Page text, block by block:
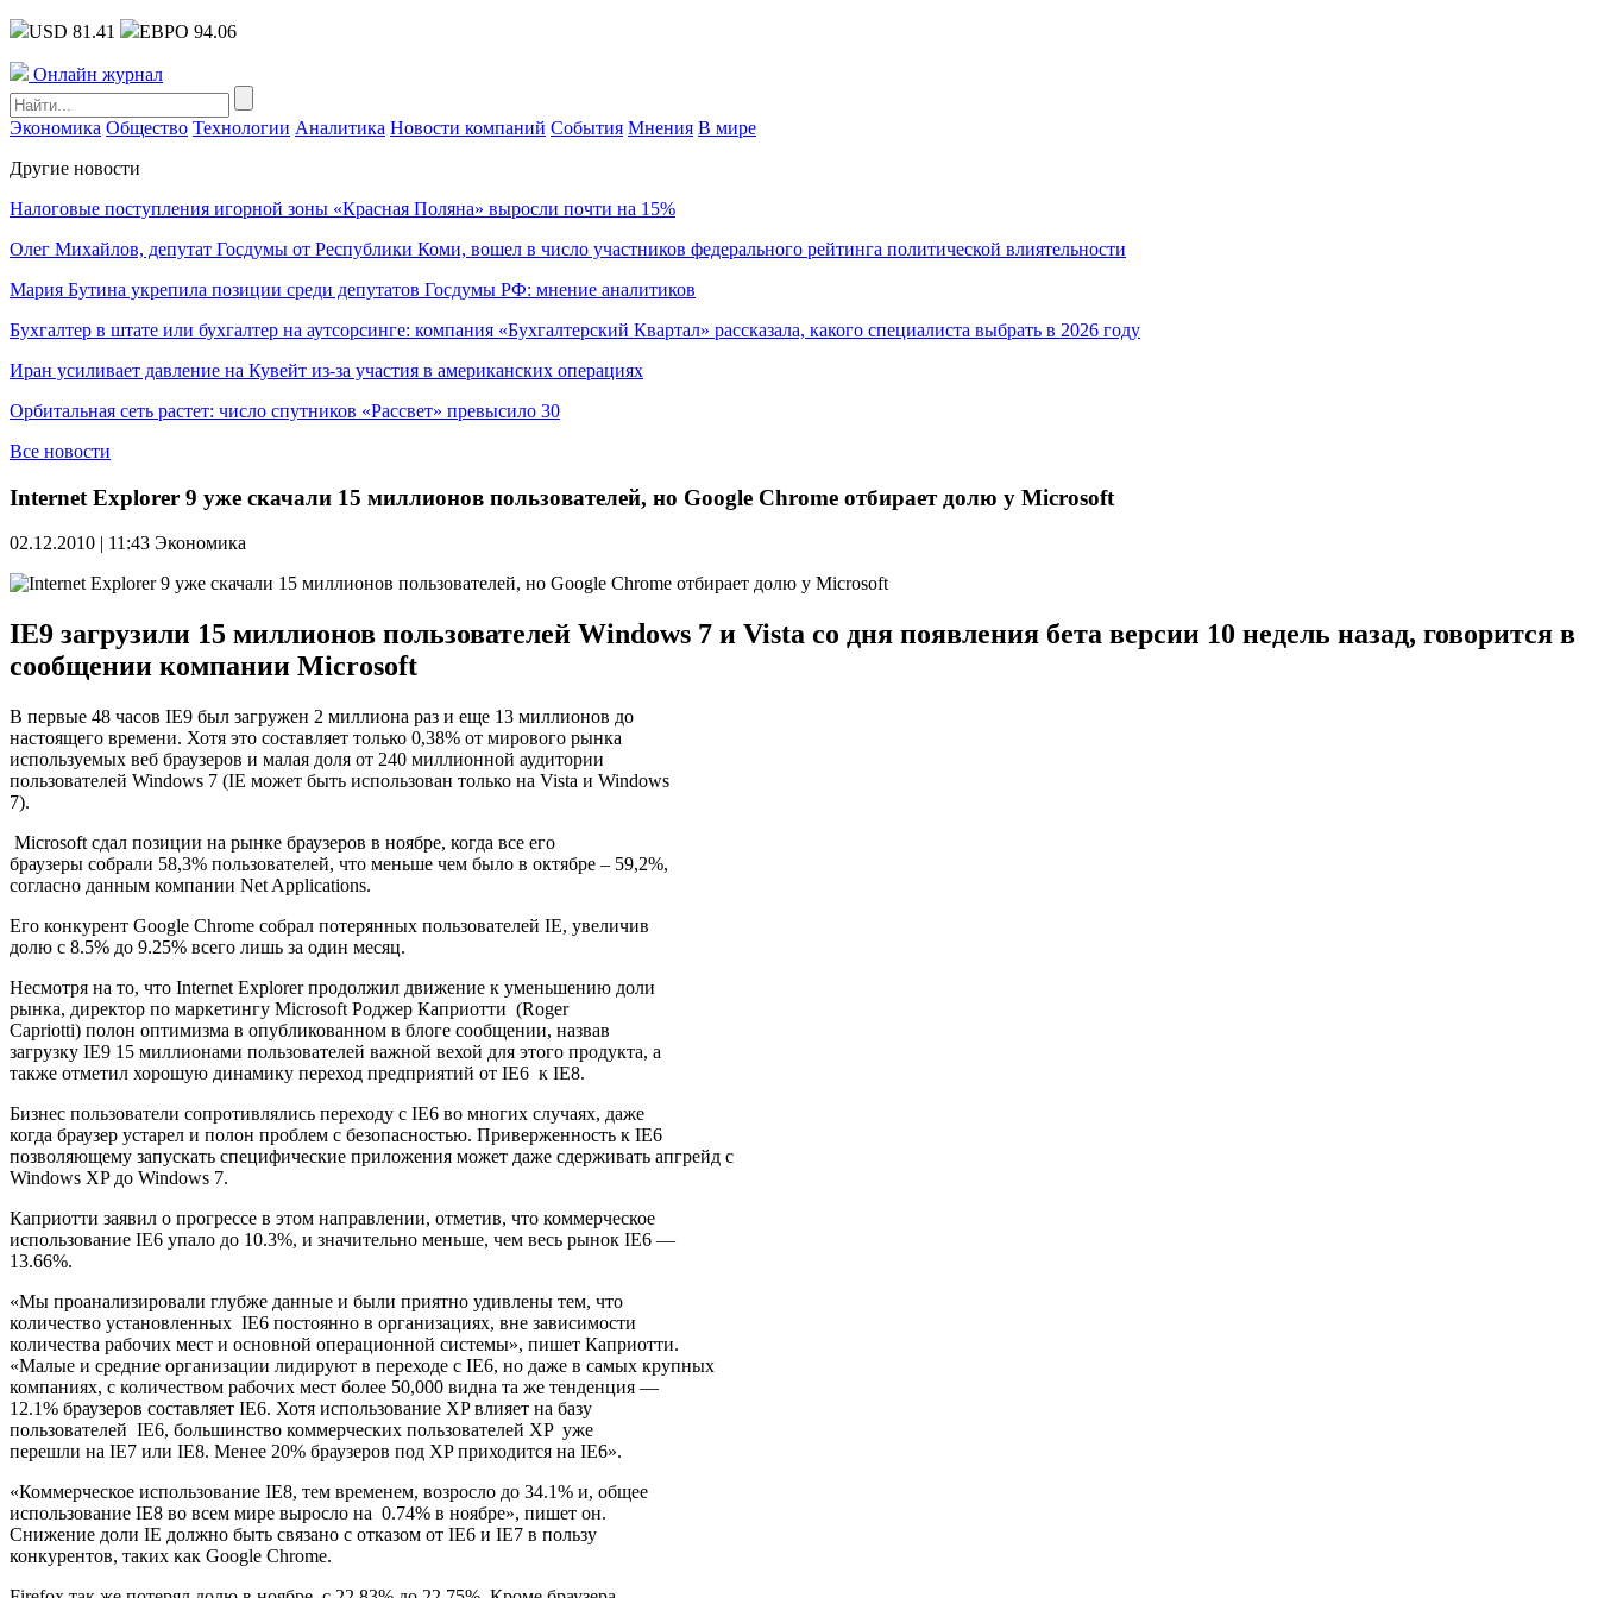
USD 81.41 ЕВРО 94.06
Онлайн журнал
Экономика Общество Технологии Аналитика Новости компаний События Мнения В мире
Другие новости
Налоговые поступления игорной зоны «Красная Поляна» выросли почти на 15%
Олег Михайлов, депутат Госдумы от Республики Коми, вошел в число участников федерального рейтинга политической влиятельности
Мария Бутина укрепила позиции среди депутатов Госдумы РФ: мнение аналитиков
Бухгалтер в штате или бухгалтер на аутсорсинге: компания «Бухгалтерский Квартал» рассказала, какого специалиста выбрать в 2026 году
Иран усиливает давление на Кувейт из-за участия в американских операциях
Орбитальная сеть растет: число спутников «Рассвет» превысило 30
Все новости
Internet Explorer 9 уже скачали 15 миллионов пользователей, но Google Chrome отбирает долю у Microsoft
02.12.2010 | 11:43 Экономика
IE9 загрузили 15 миллионов пользователей Windows 7 и Vista со дня появления бета версии 10 недель назад, говорится в
сообщении компании Microsoft
В первые 48 часов IE9 был загружен 2 миллиона раз и еще 13 миллионов до
настоящего времени. Хотя это составляет только 0,38% от мирового рынка
используемых веб браузеров и малая доля от 240 миллионной аудитории
пользователей Windows 7 (IE может быть использован только на Vista и Windows
7).
Microsoft сдал позиции на рынке браузеров в ноябре, когда все его
браузеры собрали 58,3% пользователей, что меньше чем было в октябре – 59,2%,
согласно данным компании Net Applications.
Его конкурент Google Chrome собрал потерянных пользователей IE, увеличив
долю с 8.5% до 9.25% всего лишь за один месяц.
Несмотря на то, что Internet Explorer продолжил движение к уменьшению доли
рынка, директор по маркетингу Microsoft Роджер Каприотти (Roger
Capriotti) полон оптимизма в опубликованном в блоге сообщении, назвав
загрузку IE9 15 миллионами пользователей важной вехой для этого продукта, а
также отметил хорошую динамику переход предприятий от IE6 к IE8.
Бизнес пользователи сопротивлялись переходу с IE6 во многих случаях, даже
когда браузер устарел и полон проблем с безопасностью. Приверженность к IE6
позволяющему запускать специфические приложения может даже сдерживать апгрейд с
Windows XP до Windows 7.
Каприотти заявил о прогрессе в этом направлении, отметив, что коммерческое
использование IE6 упало до 10.3%, и значительно меньше, чем весь рынок IE6 —
13.66%.
«Мы проанализировали глубже данные и были приятно удивлены тем, что
количество установленных IE6 постоянно в организациях, вне зависимости
количества рабочих мест и основной операционной системы», пишет Каприотти.
«Малые и средние организации лидируют в переходе с IE6, но даже в самых крупных
компаниях, с количеством рабочих мест более 50,000 видна та же тенденция —
12.1% браузеров составляет IE6. Хотя использование XP влияет на базу
пользователей IE6, большинство коммерческих пользователей XP уже
перешли на IE7 или IE8. Менее 20% браузеров под XP приходится на IE6».
«Коммерческое использование IE8, тем временем, возросло до 34.1% и, общее
использование IE8 во всем мире выросло на 0.74% в ноябре», пишет он.
Снижение доли IE должно быть связано с отказом от IE6 и IE7 в пользу
конкурентов, таких как Google Chrome.